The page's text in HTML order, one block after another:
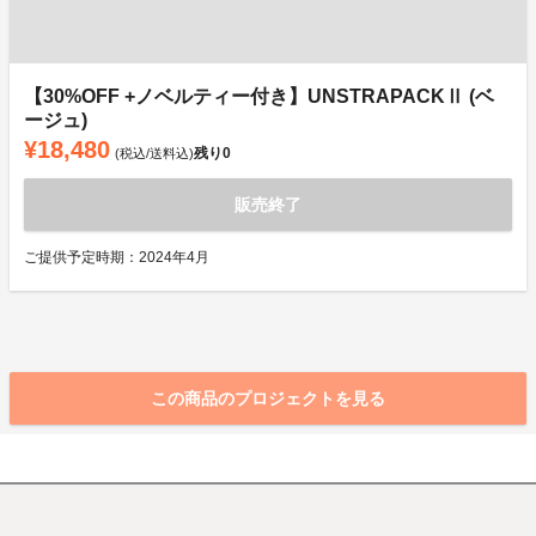
【30%OFF +ノベルティー付き】UNSTRAPACKⅡ (ベ
ージュ)
¥18,480 (税込/送料込)残り0
販売終了
ご提供予定時期：2024年4月
この商品のプロジェクトを見る